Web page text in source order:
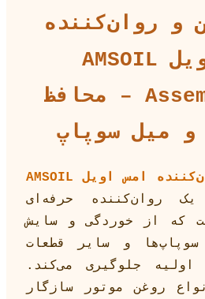
و روان‌کننده
امس اویل AMSOIL
Assembly Lube – محافظ
و میل سوپاپ
مکمل روغن و روان‌کننده امس اویل AMSOIL
روان‌کننده حرفه‌ای
که از خوردگی و سایش
سوپاپ‌ها و سایر قطعات
جلوگیری می‌کند.
روغن موتور سازگار